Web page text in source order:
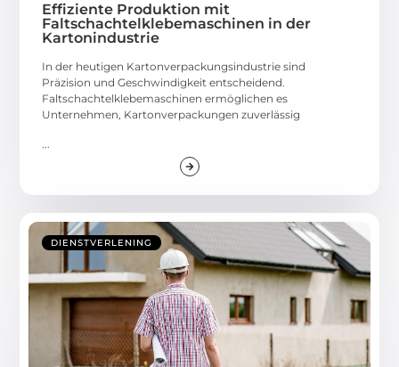
Effiziente Produktion mit
Faltschachtelklebemaschinen in der
Kartonindustrie
In der heutigen Kartonverpackungsindustrie sind
Präzision und Geschwindigkeit entscheidend.
Faltschachtelklebemaschinen ermöglichen es
Unternehmen, Kartonverpackungen zuverlässig
DIENSTVERLENING